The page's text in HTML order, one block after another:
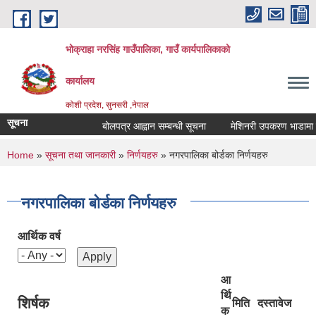
Skip to main content
भोक्राहा नरसिंह गाउँपालिका, गाउँ कार्यपालिकाको
कार्यालय
कोशी प्रदेश, सुनसरी ,नेपाल
सूचना बोलपत्र आह्वान सम्बन्धी सूचना मेशिनरी उपकरण भाडामा
You are here
Home » सूचना तथा जानकारी» निर्णयहरु » नगरपालिका बोर्डका निर्णयहरु
नगरपालिका बोर्डका निर्णयहरु
आर्थिक वर्ष
शिर्षक
आ
र्थि
क
मिति दस्तावेज